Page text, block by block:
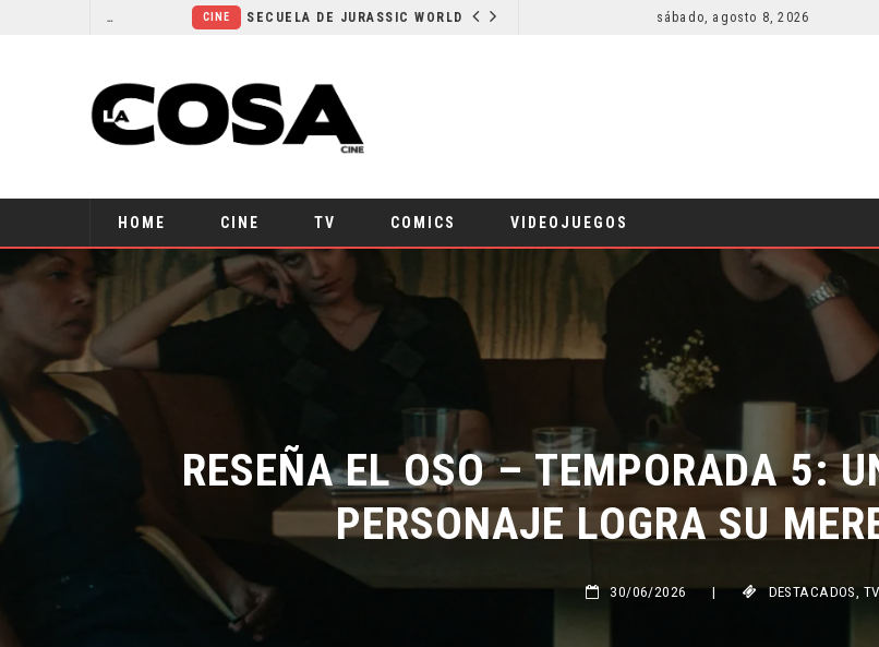
SECUELA DE JURASSIC WORLD REBIRTH PIERDE DIRECTOR RESEÑA LA INVITACIÓN: OLIVIA WILDE REFLEXIONA SOBRE LA VIDA CONYUGAL
sábado, agosto 8, 2026
HOME CINE TV COMICS VIDEOJUEGOS
RESEÑA EL OSO – TEMPORADA 5:
PERSONAJE LOGRA SU